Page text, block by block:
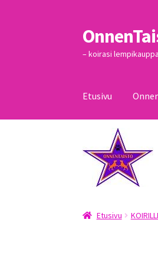
Siirry
navigointiin
Siirry
sisältöön
– koirasi
Etusivu
Kassa
Etusivu